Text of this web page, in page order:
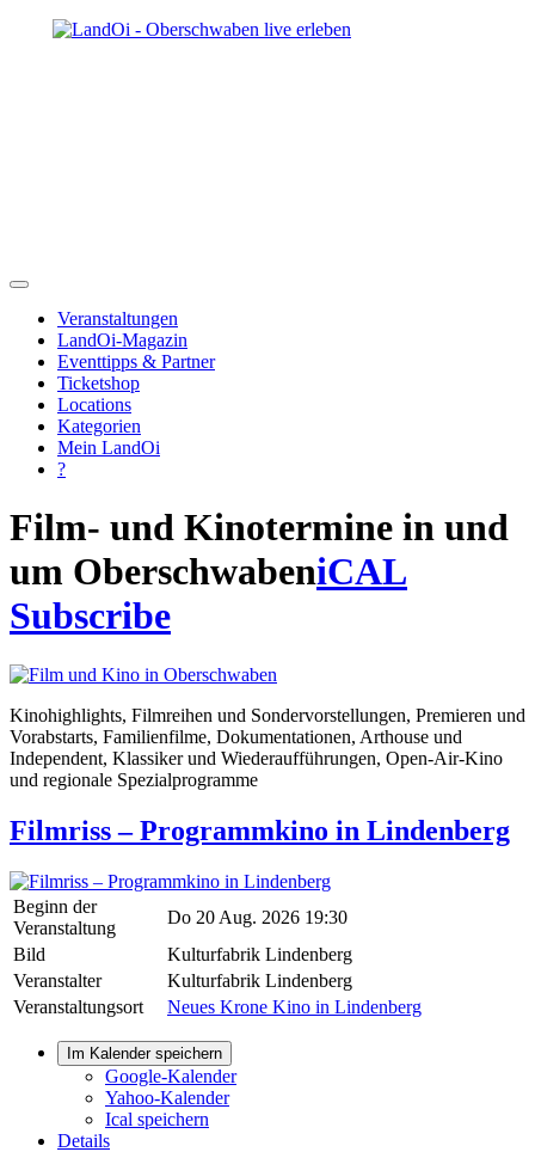
Veranstaltungen
LandOi-Magazin
Eventtipps & Partner
Ticketshop
Locations
Kategorien
Mein LandOi
?
Film- und Kinotermine in und
um OberschwabeniCAL
Subscribe
Kinohighlights, Filmreihen und Sondervorstellungen, Premieren und
Vorabstarts, Familienfilme, Dokumentationen, Arthouse und
Independent, Klassiker und Wiederaufführungen, Open-Air-Kino
und regionale Spezialprogramme
Filmriss – Programmkino in Lindenberg
Beginn der
Veranstaltung
Do 20 Aug. 2026 19:30
Bild
Kulturfabrik Lindenberg
Veranstalter
Kulturfabrik Lindenberg
Veranstaltungsort
Neues Krone Kino in Lindenberg
Im Kalender speichern
Google-Kalender
Yahoo-Kalender
Ical speichern
Details